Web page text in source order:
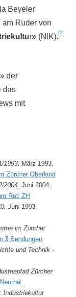
Beyeler
am Ruder von
r» (NIK). [5]
der
das
mit
1993 . März 1993,
Zürcher Oberland
2004 . Juni 2004,
Rüti ZH
Juni 1993,
im Zürcher
3 Sendungen
und Technik -
Zürcher
Industriekultur